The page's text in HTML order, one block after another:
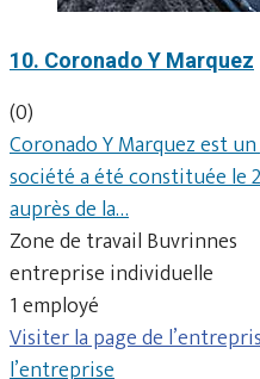
10. Coronado Y Marquez
(0)
Coronado Y Marquez est
société a été constituée le
auprès de la…
Zone de travail Buvrinnes
entreprise individuelle
1 employé
Visiter la page de
l’entreprise